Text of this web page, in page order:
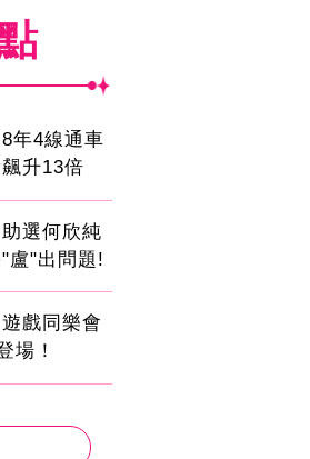
年4線通車
升13倍
選何欣純
盧"出問題!
戲同樂會
場！